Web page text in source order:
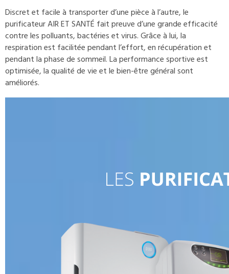
Discret et facile à transporter d’une pièce à l’autre, le
purificateur AIR ET SANTÉ fait preuve d’une grande efficacité
contre les polluants, bactéries et virus. Grâce à lui, la
respiration est facilitée pendant l’effort, en récupération et
pendant la phase de sommeil. La performance sportive est
optimisée, la qualité de vie et le bien-être général sont
améliorés.